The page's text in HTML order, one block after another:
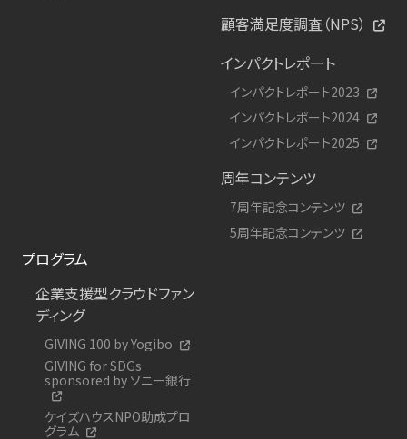
顧客満足度調査（NPS）
インパクトレポート
インパクトレポート2023
インパクトレポート2024
インパクトレポート2025
周年コンテンツ
7周年記念コンテンツ
5周年記念コンテンツ
プログラム
企業支援型クラウドファン
ディング
GIVING 100 by Yogibo
GIVING for SDGs
sponsored by ソニー銀行
ケイズハウスNPO助成プロ
グラム